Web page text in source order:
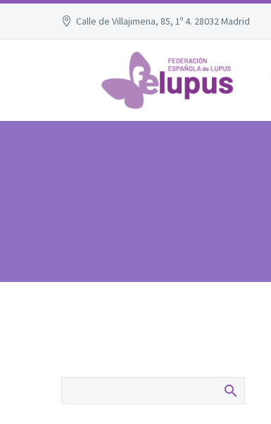
Calle de Villajimena, 85, 1º 4. 28032 Madrid